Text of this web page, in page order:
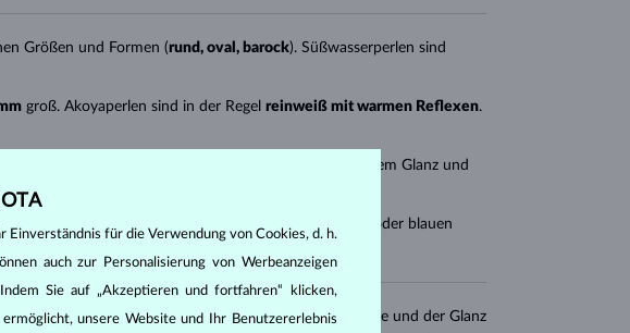
Größen und Formen (rund, oval, barock). Süßwasserperlen sind
groß. Akoyaperlen sind in der Regelreinweiß mit warmen Reflexen.
Tahitiperlen sind
mit metallischem Glanz und
und haben selten auch einen rosa, grünen oder blauen
ihrer Oberflächesowie ihrerGröße. Die Oberfläche und der Glanz
für die Verwendung von Cookies, d. h.
auch zur Personalisierung von Werbeanzeigen
Sie auf „Akzeptieren und fortfahren“ klicken,
unsere Website und Ihr Benutzererlebnis